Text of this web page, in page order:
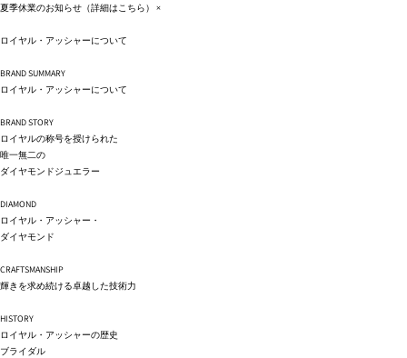
コンテ
進む
夏季休業のお知らせ（詳細はこちら） ×
ロイヤル・アッシャーについて
BRAND SUMMARY
ロイヤル・アッシャーについて
BRAND STORY
ロイヤルの称号を授けられた
唯一無二の
ダイヤモンドジュエラー
DIAMOND
ロイヤル・アッシャー・
ダイヤモンド
CRAFTSMANSHIP
輝きを求め続ける卓越した技術力
HISTORY
ロイヤル・アッシャーの歴史
ブライダル